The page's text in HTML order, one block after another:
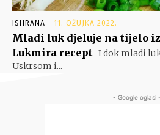
ISHRANA 11. OŽUJKA 2022.
Mladi luk djeluje na tijelo
Lukmira recept I dok mladi
Uskrsom i...
- Google oglasi -